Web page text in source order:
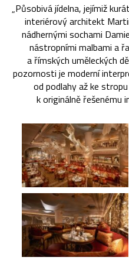
„Působivá jídelna, jejímiž
interiérový architekt
nádhernými sochami
nástropními malbami a
a římských uměleckých
pozornosti je moderní
od podlahy až ke
k originálně řešenému